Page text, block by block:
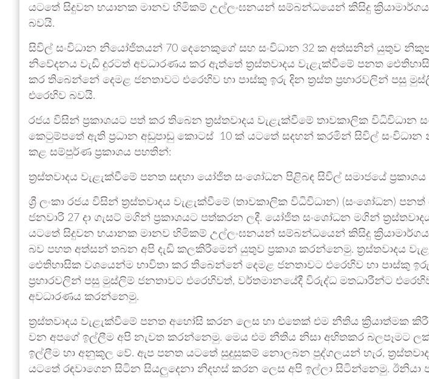
යටතේ සිදුවන භයානක මානව හිමිකම් උල්ලංඝනයන් සම්බන්ධයෙන් කිසිදු
බවයි.
සිවිල් සංවිධාන නියෝජිතයන් 70 දෙනෙකුගේ සහ සංවිධාන 32 ක අත්සනින් යුතුව
නිවේදනය වැඩි දුරටත් අවධාරණය කර ඇත්තේ ත්‍රස්තවාදය වැළැක්වීමේ පනත
කර තිබෙන්නේ දෙමළ ජනතාවට එරෙහිව හා පාස්කු ඉරු දින ත්‍රස්ත ප්‍රහාරවලින් පසු
එරෙහිව බවයි.
රජය විසින් ප්‍රකාශයට පත් කර තිබෙන ත්‍රස්තවාදය වැළැක්වීමේ තාවකාලික
කෙටුම්පතේ ඇති ප්‍රධාන අඩුපාඩු කොටස් 10 ක් යටතේ සදහන් කරමින් සිවිල්
කළ සම්පුර්ණ ප්‍රකාශය පහතින්:
ත්‍රස්තවාදය වැළැක්වීමේ පනත සඳහා යෝජිත සංශෝධන පිළිබඳ සිවිල් සමාජයේ ප්‍රකාශය
ශ්‍රී ලංකා රජය විසින් ත්‍රස්තවාදය වැළැක්වීමේ (තාවකාලික විධිවිධාන) (සංශෝධන)
ජනවාරි 27 දා ගැසට් මගින් ප්‍රකාශයට පත්කරන ලදී. යෝජිත සංශෝධන මගින්
යටතේ සිදුවන භයානක මානව හිමිකම් උල්ලංඝනයන් සම්බන්ධයෙන් කිසිදු
බව පහත අත්සන් තබන අපි දැඩි කලකිරීමෙන් යුතුව ප්‍රකාශ කරන්නෙමු. ත්‍රස්තවාදය
ඓතිහාසික වශයෙන්ම භාවිතා කර තිබෙන්නේ දෙමළ ජනතාවට එරෙහිව හා පාස්කු ඉරු
ප්‍රහාරවලින් පසු මුස්ලිම් ජනතාවට එරෙහිවත්, වර්තමානයේදී විරුද්ධ මතධාරීන්ට
අවධාරණය කරන්නෙමු.
ත්‍රස්තවාදය වැළැක්වීමේ පනත අහෝසි කරන ලෙස හා එතෙක් එම නීතිය ක්‍රියාත්මක
වන අපගේ ඉල්ලීම අපි නැවත කරන්නෙමු. මෙය එම නීතිය නිසා අහිතකර බලපෑමට
ඉල්ලීම හා අනුකූල වේ. ඇප පනත යටතේ සුදුසුකම් නොලබන පුද්ගලයන් හැර,
යටතේ රඳවාගෙන සිටින සියලුදෙනා නිදහස් කරන ලෙස අපි ඉල්ලා සිටින්නෙමු. ඊනියා